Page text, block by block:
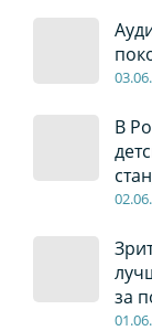
03.06
В
02.06
за
01.06